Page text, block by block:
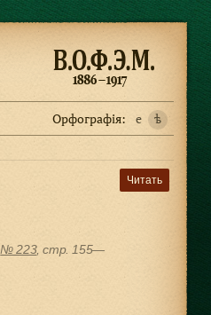
Орфографiя: e ѣ
Читать
№ 223, cтр. 155—